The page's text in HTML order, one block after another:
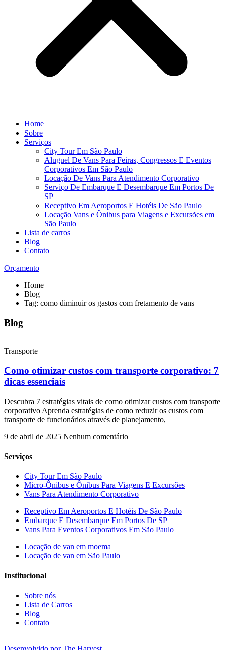
Home
Sobre
Serviços
City Tour Em São Paulo
Aluguel De Vans Para Feiras, Congressos E Eventos
Corporativos Em São Paulo
Locação De Vans Para Atendimento Corporativo
Serviço De Embarque E Desembarque Em Portos De
SP
Receptivo Em Aeroportos E Hotéis De São Paulo
Locação Vans e Ônibus para Viagens e Excursões em
São Paulo
Lista de carros
Blog
Contato
Orçamento
Home
Blog
Tag: como diminuir os gastos com fretamento de vans
Blog
Transporte
Como otimizar custos com transporte corporativo: 7
dicas essenciais
Descubra 7 estratégias vitais de como otimizar custos com transporte
corporativo Aprenda estratégias de como reduzir os custos com
transporte de funcionários através de planejamento,
9 de abril de 2025 Nenhum comentário
Serviços
City Tour Em São Paulo
Micro-Ônibus e Ônibus Para Viagens E Excursões
Vans Para Atendimento Corporativo
Receptivo Em Aeroportos E Hotéis De São Paulo
Embarque E Desembarque Em Portos De SP
Vans Para Eventos Corporativos Em São Paulo
Locação de van em moema
Locação de van em São Paulo
Institucional
Sobre nós
Lista de Carros
Blog
Contato